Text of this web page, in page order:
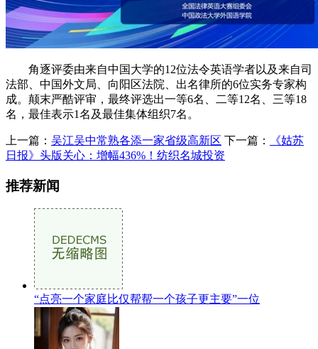
角逐评委由来自中国大学的12位法令英语学者以及来自司
法部、中国外文局、向阳区法院、出名律所的6位实务专家构
成。颠末严酷评审，最终评选出一等6名、二等12名、三等18
名，最佳表示1名及最佳集体组织7名。
上一篇： 吴江吴中常熟各添一家省级高新区 下一篇：
《姑苏
日报》头版关心：增幅436%！纺织名城投资
推荐新闻
“点亮一个家庭比仅帮帮一个孩子更主要”一位